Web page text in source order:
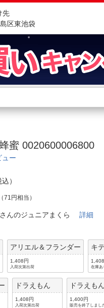
先
区東池袋
さがす
らさがす
ト
蜜 0020600006800
ュー
込）
（71円相当）
んのジュニアまくら詳細
アリエル＆フランダー
1,408円
入荷次第出荷
キ
在庫あ
ドラえもん
1,408円
入荷次第出荷
ドラえも
1,400円
販売を終了しまし